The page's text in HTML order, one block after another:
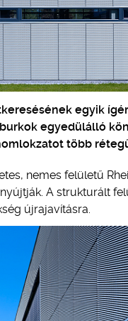
egyik
egyedülálló
több
nemes felületű
A strukturált
újrajavításra.